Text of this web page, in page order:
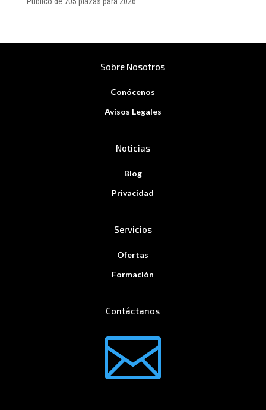
Sobre Nosotros
Conócenos
Avisos Legales
Noticias
Blog
Privacidad
Servicios
Ofertas
Formación
Contáctanos
